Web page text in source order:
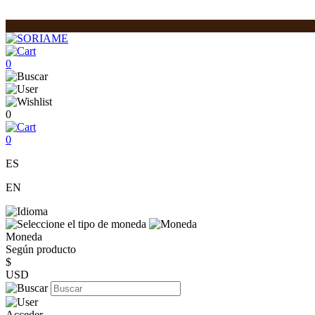
0
0
0
ES
EN
Moneda
Según producto
$
USD